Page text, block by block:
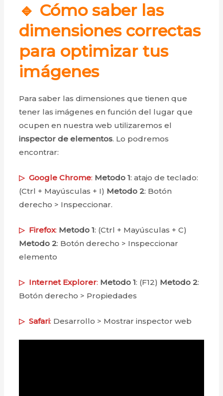
🔹 Cómo saber las
dimensiones correctas
para optimizar tus
imágenes
Para saber las dimensiones que tienen que
tener las imágenes en función del lugar que
ocupen en nuestra web utilizaremos el
inspector de elementos. Lo podremos
encontrar:
▷ Google Chrome: Metodo 1: atajo de teclado:
(Ctrl + Mayúsculas + I) Metodo 2: Botón
derecho > Inspeccionar.
▷ Firefox: Metodo 1: (Ctrl + Mayúsculas + C)
Metodo 2: Botón derecho > Inspeccionar
elemento
▷ Internet Explorer: Metodo 1: (F12) Metodo 2:
Botón derecho > Propiedades
▷ Safari: Desarrollo > Mostrar inspector web